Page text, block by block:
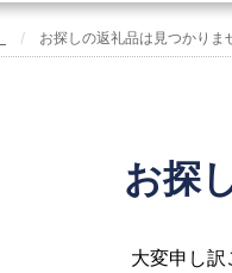
お探しの返礼品は見つかりま
お探
大変申し訳